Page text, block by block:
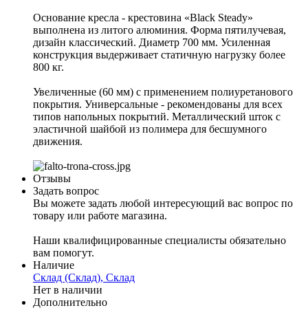
Основание кресла - крестовина «Black Steady»
выполнена из литого алюминия. Форма пятилучевая,
дизайн классический. Диаметр 700 мм. Усиленная
конструкция выдерживает статичную нагрузку более
800 кг.
Увеличенные (60 мм) с применением полиуретанового
покрытия. Универсальные - рекомендованы для всех
типов напольных покрытий. Металлический шток с
эластичной шайбой из полимера для бесшумного
движения.
Отзывы
Задать вопрос
Вы можете задать любой интересующий вас вопрос по
товару или работе магазина.
Наши квалифицированные специалисты обязательно
вам помогут.
Наличие
Склад (Склад), Склад
Нет в наличии
Дополнительно